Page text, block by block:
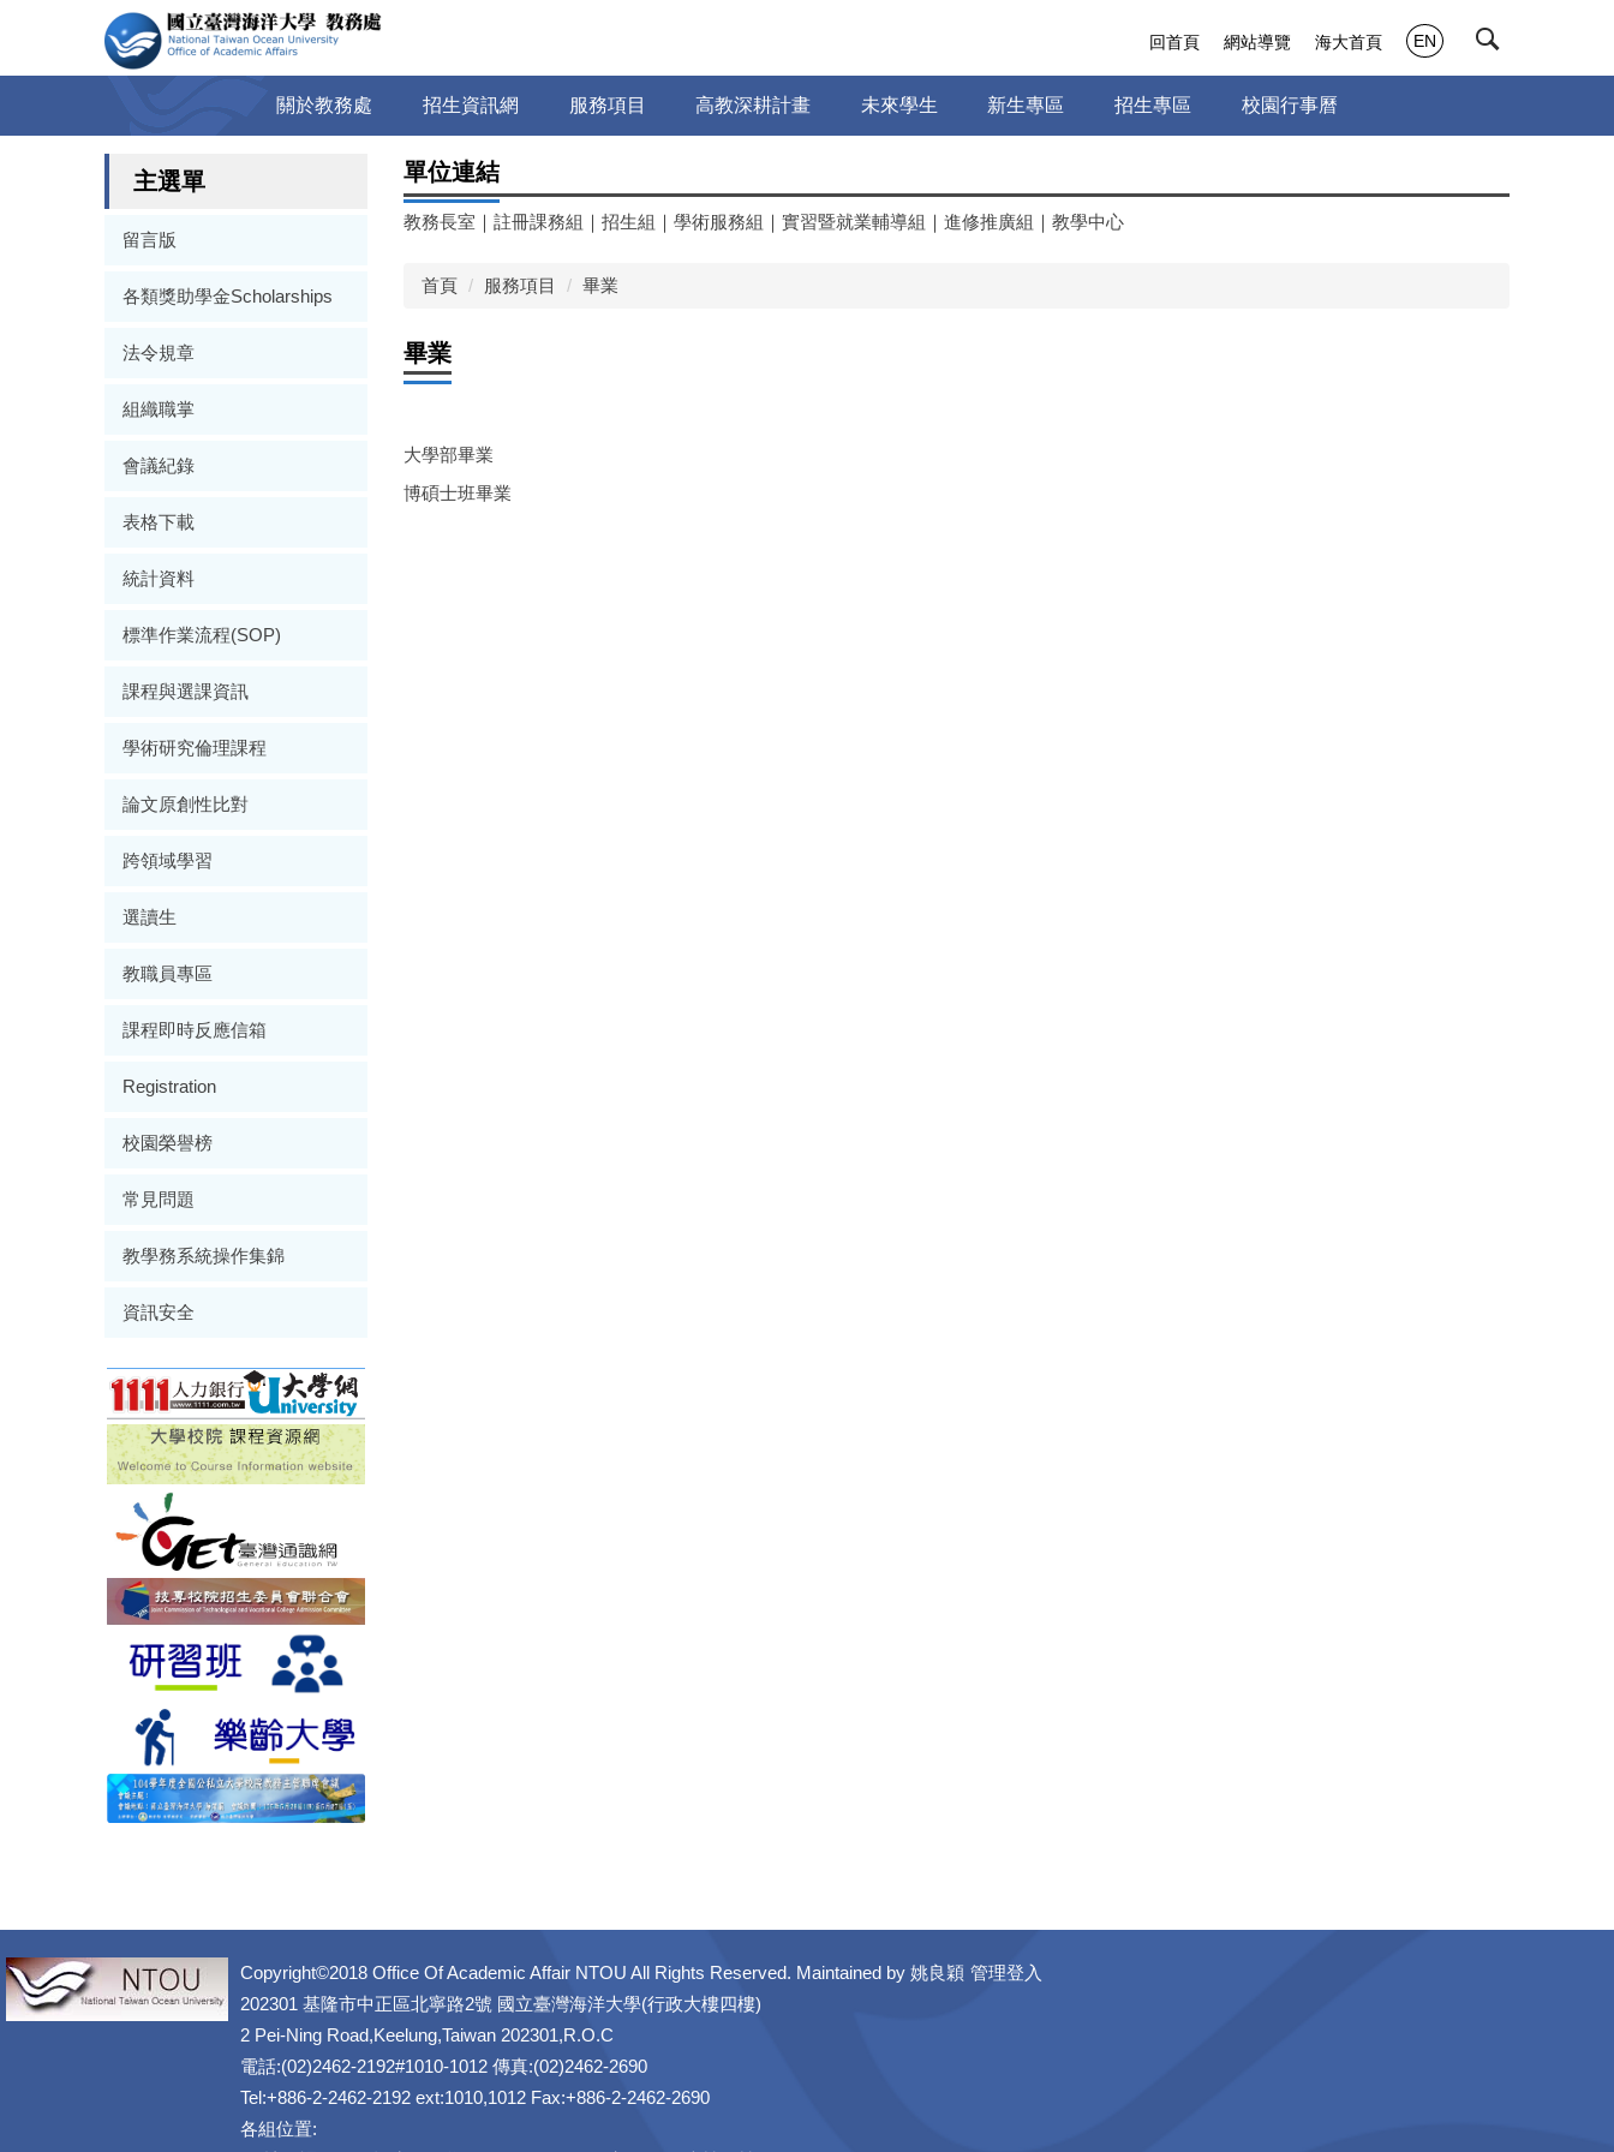
關於教務處 招生資訊網 服務項目 高教深耕計畫 未來學生 新生專區 招生專區 校園行事曆
回首頁 網站導覽 海大首頁 EN
主選單
留言版
各類獎助學金Scholarships
法令規章
組織職掌
會議紀錄
表格下載
統計資料
標準作業流程(SOP)
課程與選課資訊
學術研究倫理課程
論文原創性比對
跨領域學習
選讀生
教職員專區
課程即時反應信箱
Registration
校園榮譽榜
常見問題
教學務系統操作集錦
資訊安全
單位連結
教務長室 ｜ 註冊課務組 ｜ 招生組 ｜ 學術服務組 ｜ 實習暨就業輔導組 ｜ 進修推廣組 ｜ 教學中心
首頁 服務項目 畢業
畢業
大學部畢業
博碩士班畢業
Copyright©2018 Office Of Academic Affair NTOU All Rights Reserved. Maintained by 姚良穎 管理登入
202301 基隆市中正區北寧路2號 國立臺灣海洋大學(行政大樓四樓)
2 Pei-Ning Road,Keelung,Taiwan 202301,R.O.C
電話:(02)2462-2192#1010-1012 傳真:(02)2462-2690
Tel:+886-2-2462-2192 ext:1010,1012 Fax:+886-2-2462-2690
各組位置: